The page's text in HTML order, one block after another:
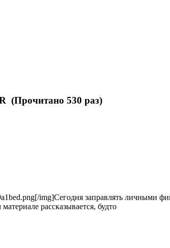
(Прочитано 530 раз)
img]Сегодня заправлять личными
рассказывается, будто